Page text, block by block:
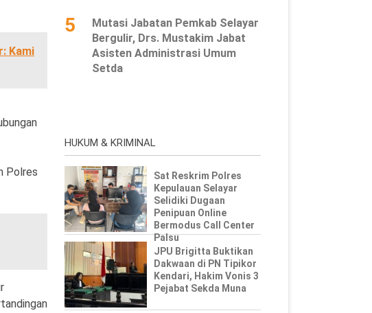
Kami
Polres
5
Mutasi Jabatan Pemkab Selayar
Bergulir, Drs. Mustakim Jabat
Asisten Administrasi Umum
Setda
HUKUM & KRIMINAL
Sat Reskrim Polres
Kepulauan Selayar
Selidiki Dugaan
Penipuan Online
Bermodus Call Center
Palsu
JPU Brigitta Buktikan
Dakwaan di PN Tipikor
Kendari, Hakim Vonis 3
Pejabat Sekda Muna